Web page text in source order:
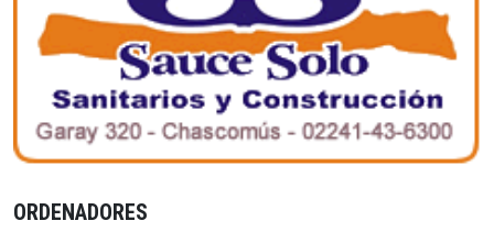
ORDENADORES